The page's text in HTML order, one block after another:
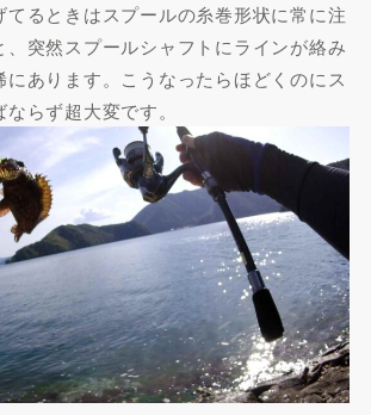
てるときはスプールの糸巻形状に常に注
、突然スプールシャフトにラインが絡み
あります。こうなったらほどくのにス
らず超大変です。